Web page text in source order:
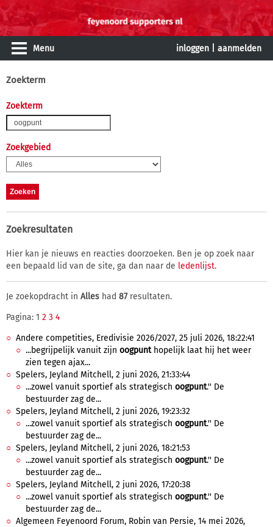
Menu inloggen aanmelden
Zoekterm
Zoekterm
Zoekgebied
Zoekresultaten
Hier kan je nieuws en reacties doorzoeken. Ben je op zoek naar
een bepaald lid van de site, ga dan naar de ledenlijst.
Je zoekopdracht in Alles had 87resultaten.
Pagina: 1 2 3 4
Andere competities, Eredivisie 2026/2027, 25 juli 2026, 18:22:41
...begrijpelijk vanuit zijn oogpunthopelijk laat hij het weer
zien tegen ajax...
Spelers, Jeyland Mitchell, 2 juni 2026, 21:33:44
...zowel vanuit sportief als strategisch oogpunt.'' De
bestuurder zag de...
Spelers, Jeyland Mitchell, 2 juni 2026, 19:23:32
...zowel vanuit sportief als strategisch oogpunt.'' De
bestuurder zag de...
Spelers, Jeyland Mitchell, 2 juni 2026, 18:21:53
...zowel vanuit sportief als strategisch oogpunt.'' De
bestuurder zag de...
Spelers, Jeyland Mitchell, 2 juni 2026, 17:20:38
...zowel vanuit sportief als strategisch oogpunt.'' De
bestuurder zag de...
Algemeen Feyenoord Forum, Robin van Persie, 14 mei 2026,